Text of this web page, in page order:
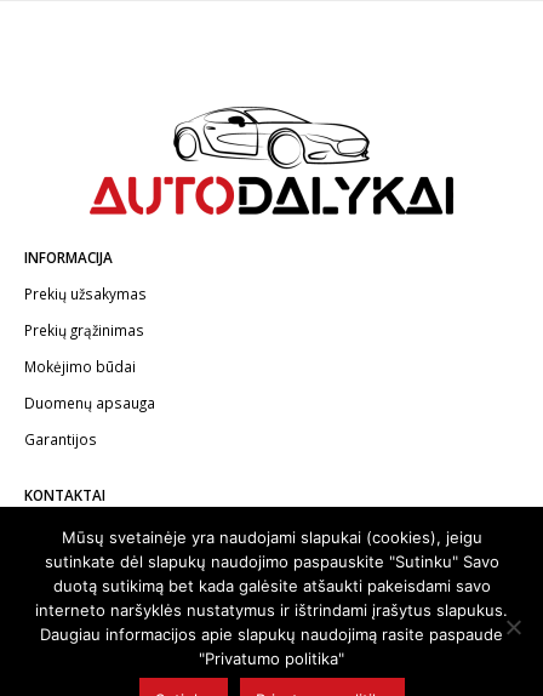
INFORMACIJA
Prekių užsakymas
Prekių grąžinimas
Mokėjimo būdai
Duomenų apsauga
Garantijos
KONTAKTAI
Telefonas:+370 602 62622
El.paštas: info@autodalykai.lt
Mūsų svetainėje yra naudojami slapukai (cookies), jeigu
sutinkate dėl slapukų naudojimo paspauskite "Sutinku" Savo
duotą sutikimą bet kada galėsite atšaukti pakeisdami savo
interneto naršyklės nustatymus ir ištrindami įrašytus slapukus.
Daugiau informacijos apie slapukų naudojimą rasite paspaude
"Privatumo politika"